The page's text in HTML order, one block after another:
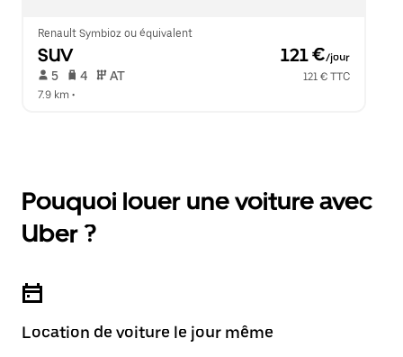
Renault Symbioz ou équivalent
SUV 121 €/jour
5 4 AT
121 € TTC
7.9 km •
Pouquoi louer une voiture avec
Uber ?
Location de voiture le jour même